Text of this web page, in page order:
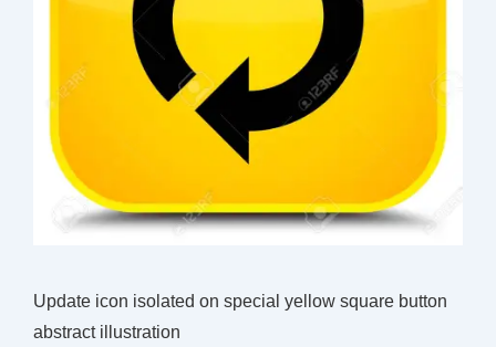
Update icon isolated on special yellow square button
abstract illustration